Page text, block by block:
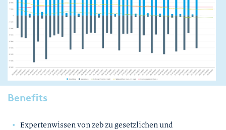
Benefits
Expertenwissen von zeb zu gesetzlichen und